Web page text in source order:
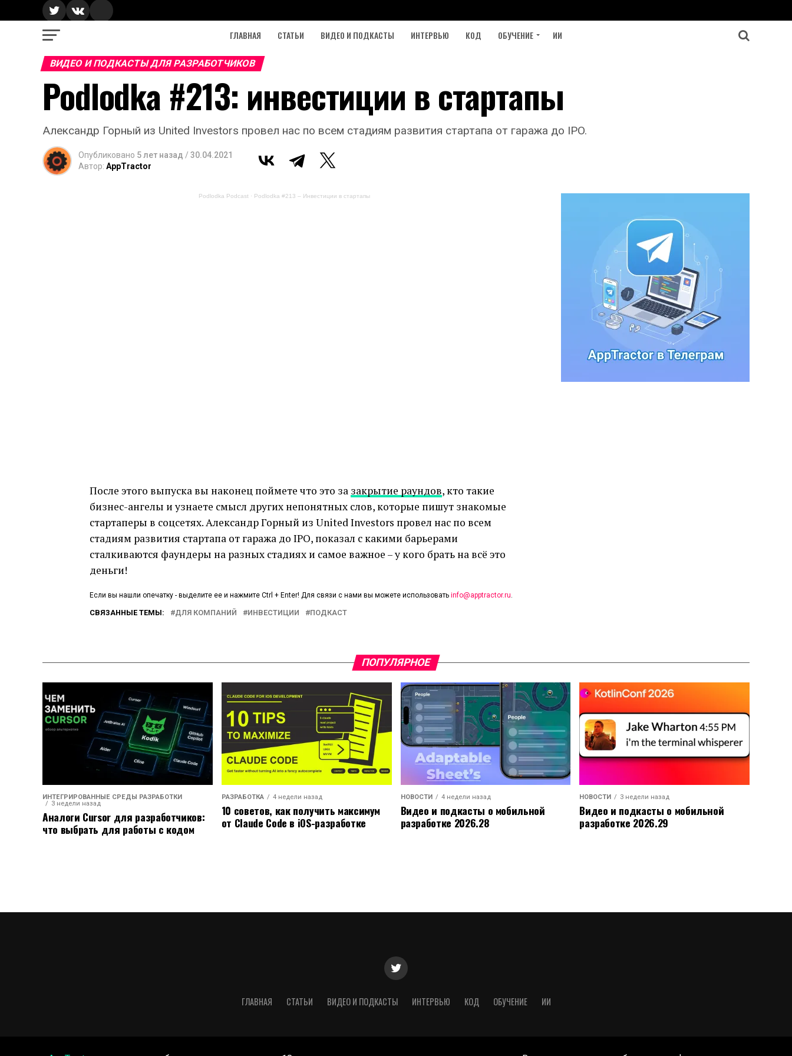
ГЛАВНАЯ СТАТЬИ ВИДЕО И ПОДКАСТЫ ИНТЕРВЬЮ КОД ОБУЧЕНИЕ ИИ
ВИДЕО И ПОДКАСТЫ ДЛЯ РАЗРАБОТЧИКОВ
Podlodka #213: инвестиции в стартапы
Александр Горный из United Investors провел нас по всем стадиям развития стартапа от гаража до IPO.
Опубликовано 5 лет назад / 30.04.2021
Автор: AppTractor
Podlodka Podcast · Podlodka #213 – Инвестиции в стартапы
После этого выпуска вы наконец поймете что это за закрытие раундов, кто такие
бизнес-ангелы и узнаете смысл других непонятных слов, которые пишут знакомые
стартаперы в соцсетях. Александр Горный из United Investors провел нас по всем
стадиям развития стартапа от гаража до IPO, показал с какими барьерами
сталкиваются фаундеры на разных стадиях и самое важное – у кого брать на всё это
деньги!
Если вы нашли опечатку - выделите ее и нажмите Ctrl + Enter! Для связи с нами вы можете использовать info@apptractor.ru.
СВЯЗАННЫЕ ТЕМЫ: ДЛЯ КОМПАНИЙ ИНВЕСТИЦИИ ПОДКАСТ
ПОПУЛЯРНОЕ
ИНТЕГРИРОВАННЫЕ СРЕДЫ РАЗРАБОТКИ
3 недели назад
Аналоги Cursor для разработчиков:
что выбрать для работы с кодом
РАЗРАБОТКА 4 недели назад
10 советов, как получить максимум
от Claude Code в iOS-разработке
НОВОСТИ 4 недели назад
Видео и подкасты о мобильной
разработке 2026.28
НОВОСТИ 3 недели назад
Видео и подкасты о мобильной
разработке 2026.29
ГЛАВНАЯ СТАТЬИ ВИДЕО И ПОДКАСТЫ ИНТЕРВЬЮ КОД ОБУЧЕНИЕ ИИ